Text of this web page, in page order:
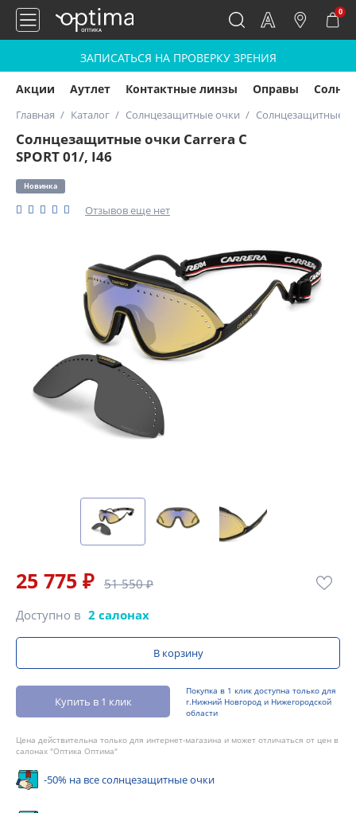
0
ЗАПИСАТЬСЯ НА ПРОВЕРКУ ЗРЕНИЯ
Акции Аутлет Контактные линзы Оправы
Главная Каталог Солнцезащитные очки Солнцезащитные
Солнцезащитные очки Carrera C
SPORT 01/, I46
Новинка
Отзывов еще нет
25 775 ₽ 51 550 ₽
Доступно в 2 салонах
В корзину
Купить в 1 клик
Покупка в 1 клик доступна только для
г.Нижний Новгород и Нижегородской
области
Цена действительна только для интернет-магазина и может отличаться от цен в
салонах "Оптика Оптима"
-50% на все солнцезащитные очки